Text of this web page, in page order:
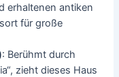
erhaltenen antiken
für große
: Berühmt durch
zieht dieses Haus